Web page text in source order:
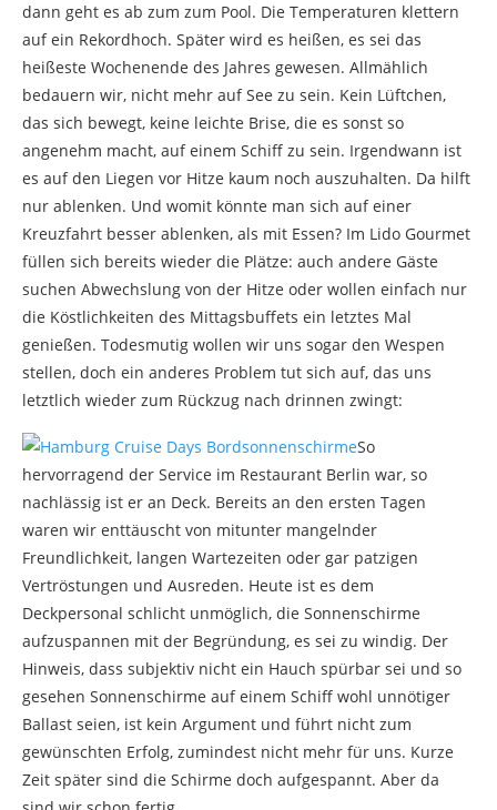
dann geht es ab zum zum Pool. Die Temperaturen klettern
auf ein Rekordhoch. Später wird es heißen, es sei das
heißeste Wochenende des Jahres gewesen. Allmählich
bedauern wir, nicht mehr auf See zu sein. Kein Lüftchen,
das sich bewegt, keine leichte Brise, die es sonst so
angenehm macht, auf einem Schiff zu sein. Irgendwann ist
es auf den Liegen vor Hitze kaum noch auszuhalten. Da hilft
nur ablenken. Und womit könnte man sich auf einer
Kreuzfahrt besser ablenken, als mit Essen? Im Lido Gourmet
füllen sich bereits wieder die Plätze: auch andere Gäste
suchen Abwechslung von der Hitze oder wollen einfach nur
die Köstlichkeiten des Mittagsbuffets ein letztes Mal
genießen. Todesmutig wollen wir uns sogar den Wespen
stellen, doch ein anderes Problem tut sich auf, das uns
letztlich wieder zum Rückzug nach drinnen zwingt:
So
hervorragend der Service im Restaurant Berlin war, so
nachlässig ist er an Deck. Bereits an den ersten Tagen
waren wir enttäuscht von mitunter mangelnder
Freundlichkeit, langen Wartezeiten oder gar patzigen
Vertröstungen und Ausreden. Heute ist es dem
Deckpersonal schlicht unmöglich, die Sonnenschirme
aufzuspannen mit der Begründung, es sei zu windig. Der
Hinweis, dass subjektiv nicht ein Hauch spürbar sei und so
gesehen Sonnenschirme auf einem Schiff wohl unnötiger
Ballast seien, ist kein Argument und führt nicht zum
gewünschten Erfolg, zumindest nicht mehr für uns. Kurze
Zeit später sind die Schirme doch aufgespannt. Aber da